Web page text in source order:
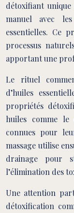
détoxifiant
manuel avec
essentielles. Ce
processus
apportant une
Le rituel
d’huiles
propriétés
huiles comme
connues pour
massage utilise
drainage pour
l’élimination des
Une attention
détoxification